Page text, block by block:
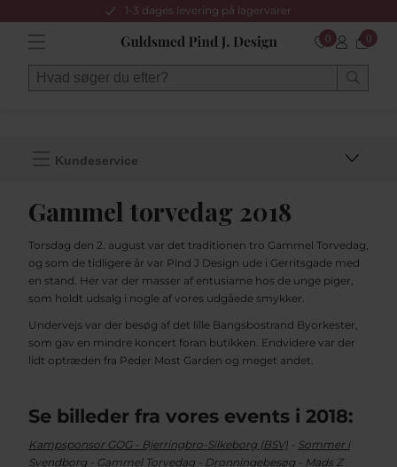
1-3 dages levering på lagervarer
0 0
Kundeservice
Gammel torvedag 2018
Torsdag den 2. august var det traditionen tro Gammel Torvedag,
og som de tidligere år var Pind J Design ude i Gerritsgade med
en stand. Her var der masser af entusiame hos de unge piger,
som holdt udsalg i nogle af vores udgåede smykker.
Undervejs var der besøg af det lille Bangsbostrand Byorkester,
som gav en mindre koncert foran butikken. Endvidere var der
lidt optræden fra Peder Most Garden og meget andet.
Se billeder fra vores events i 2018:
Kampsponsor GOG - Bjerringbro-Silkeborg (BSV) - Sommer i
Svendborg - Gammel Torvedag - Dronningebesøg - Mads Z